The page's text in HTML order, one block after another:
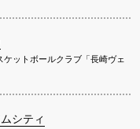
ケットボールクラブ「長崎ヴェ
シティ